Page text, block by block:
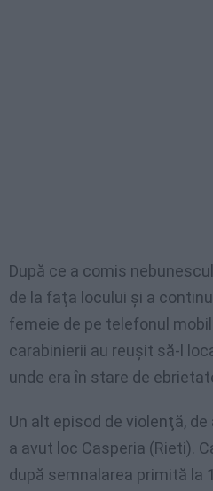
După ce a comis
de la faţa locului şi a
femeie de pe telefonul
carabinierii au reuşit să-l
unde era în stare de
Un alt episod de violenţă,
a avut loc Casperia (Rieti).
după semnalarea primită la